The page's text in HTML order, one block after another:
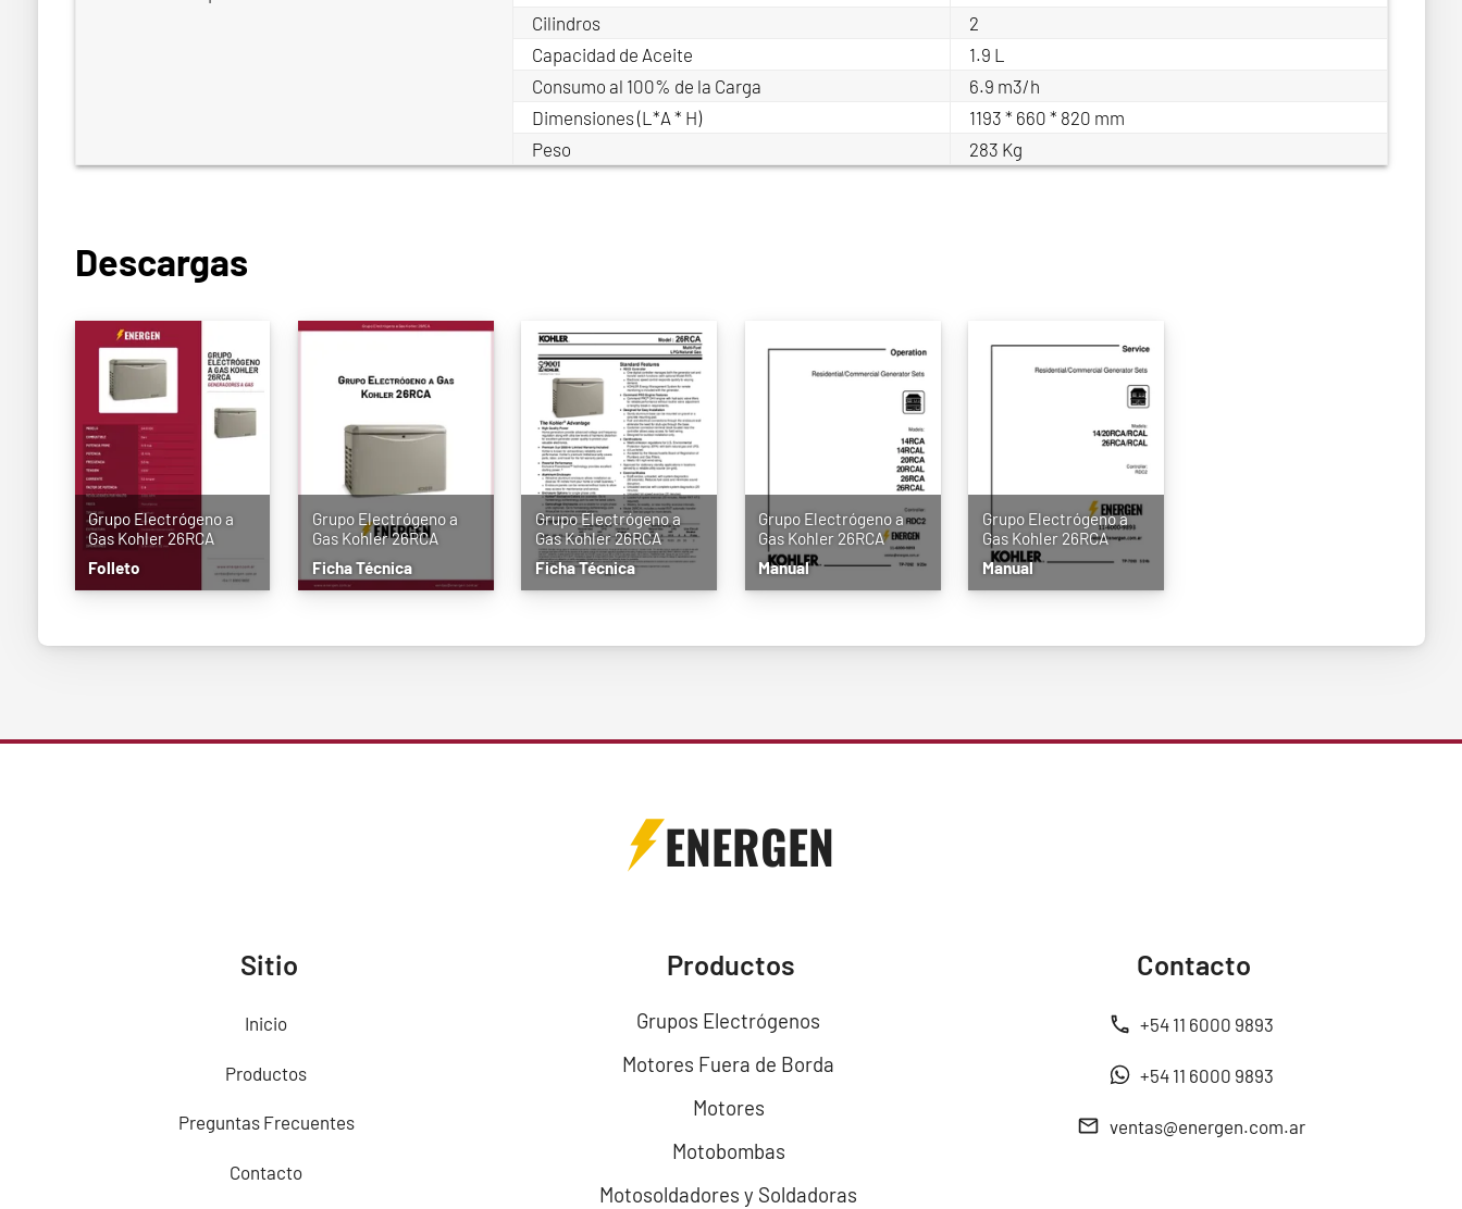
Cilindros
2
Capacidad de Aceite
1.9 L
Consumo al 100% de la Carga
6.9 m3/h
Dimensiones (L*A * H)
1193 * 660 * 820 mm
Peso
283 Kg
Descargas
Grupo Electrógeno a
Gas Kohler 26RCA
Folleto
Grupo Electrógeno a
Gas Kohler 26RCA
Ficha Técnica
Grupo Electrógeno a
Gas Kohler 26RCA
Ficha Técnica
Grupo Electrógeno a
Gas Kohler 26RCA
Manual
Grupo Electrógeno a
Gas Kohler 26RCA
Manual
ENERGEN
Sitio
Inicio
Productos
Preguntas Frecuentes
Contacto
Productos
Grupos Electrógenos
Motores Fuera de Borda
Motores
Motobombas
Motosoldadores y Soldadoras
Contacto
+54 11 6000 9893
+54 11 6000 9893
ventas@energen.com.ar